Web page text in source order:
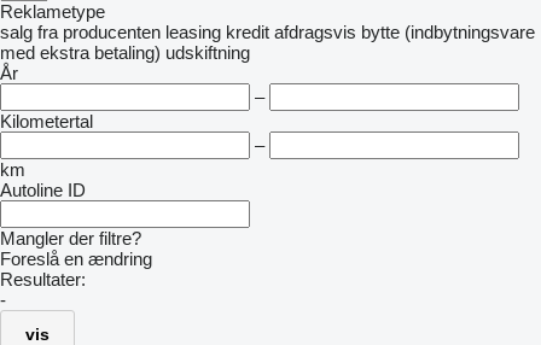
Reklametype
salg fra producenten leasing kredit afdragsvis bytte (indbytningsvare
med ekstra betaling) udskiftning
År
–
Kilometertal
–
km
Autoline ID
Mangler der filtre?
Foreslå en ændring
Resultater:
-
vis